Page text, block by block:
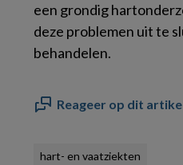
een grondig
deze problemen uit te
behandelen.
Reageer op dit
hart- en vaatziekten